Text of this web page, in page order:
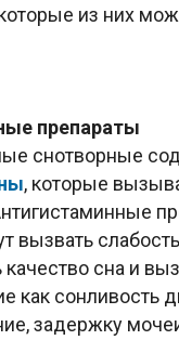
из них
препараты
снотворные
, которые
вызвать
качество сна и
как сонливость
задержку